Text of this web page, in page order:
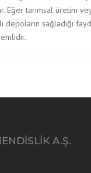
Eğer tarımsal üretim
depoların sağladığı
A.Ş.